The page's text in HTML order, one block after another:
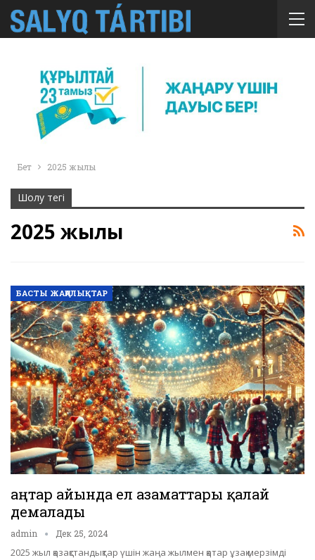
Бет 2025 жылы
Шолу тегі
2025 жылы
БАСТЫ ЖАҢАЛЫҚТАР
Қаңтар айында ел азаматтары қалай
демалады
admin Дек 25, 2024
2025 жыл қазақстандықтар үшін жаңа жылмен қатар ұзақ мерзімді